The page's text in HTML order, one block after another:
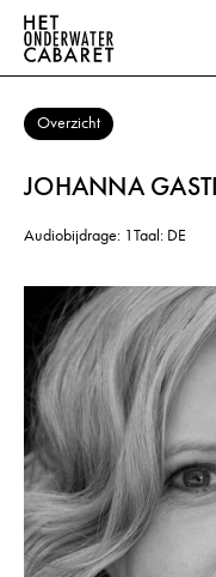
Overzicht
JOHANNA
Audiobijdrage: 1Taal: DE